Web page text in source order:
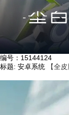
编号： 15144124
标题: 安卓系统 【全